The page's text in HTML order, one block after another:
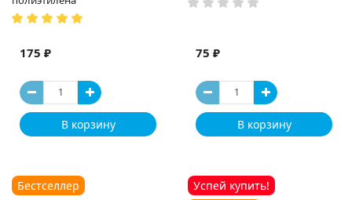
175 ₽
В корзину
75 ₽
В корзину
Бестселлер
Успей купить!